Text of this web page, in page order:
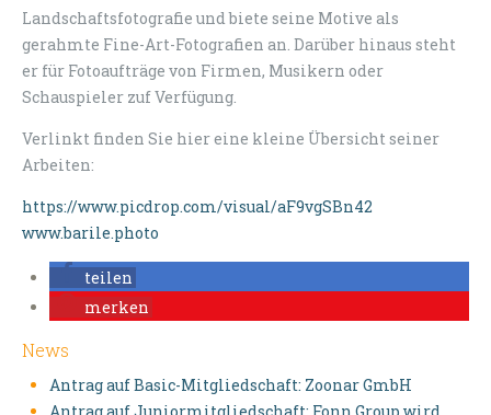
Landschaftsfotografie und biete seine Motive als
gerahmte Fine-Art-Fotografien an. Darüber hinaus steht
er für Fotoaufträge von Firmen, Musikern oder
Schauspieler zuf Verfügung.
Verlinkt finden Sie hier eine kleine Übersicht seiner
Arbeiten:
https://www.picdrop.com/visual/aF9vgSBn42
www.barile.photo
teilen
merken
News
Antrag auf Basic-Mitgliedschaft: Zoonar GmbH